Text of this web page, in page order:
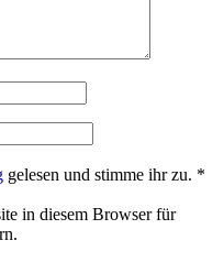
gelesen und stimme ihr zu. *
in diesem Browser für